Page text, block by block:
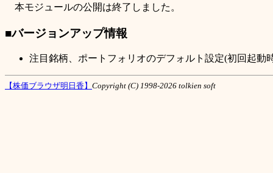
本モジュールの公開は終了しました。
■バージョンアップ情報
注目銘柄、ポートフォリオのデフォルト設定(初回起動
【株価ブラウザ明日香】 Copyright (C) 1998-2026 tolkien soft